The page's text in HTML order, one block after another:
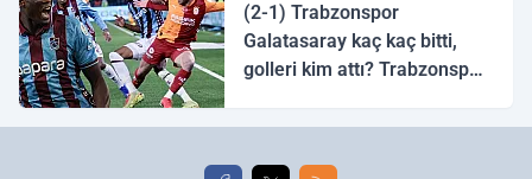
(2-1) Trabzonspor
Galatasaray kaç kaç bitti,
golleri kim attı? Trabzonspor
golleri!